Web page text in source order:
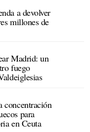
a devolver
millones de
Madrid: un
fuego
concentración
para
en Ceuta